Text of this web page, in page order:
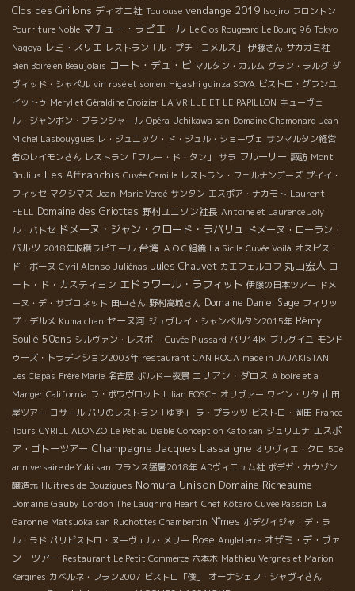
Clos des Grillons ディオニ社 Toulouse vendange 2019 Isojiro フロントン
Pourriture Noble マチュー・ラピエール Le Clos Rougeard Le Bourg 96 Tokyo
Nagoya レミ・スリエ レストラン「ル・プチ・コメルス」 伊藤さん サカガミ社
Bien Boire en Beaujolais コート・デュ・ピ マルタン・カルム グラン・ラルグ ダ
ヴィッド・シャペル vin rosé et somen Higashi guinza SOYA ビストロ・グランユ
イットゥ Meryl et Géraldine Croizier LA VRILLE ET LE PAPILLON キューヴェ
ル・ジャンボン・ブランシャール Opéra Uchikawa san Domaine Chamonard Jean-
Michel Lasbouygues レ・ジュニック・ド・ジュル・ショーヴェ サンマルタン経営
者のレイモンさん レストラン「フルー・ド・タン」 サラ フルーリー 諏訪 Mont
Brulius Les Affranchis Cuvée Camille レストラン・フェルナンデーズ プイイ・
フィッセ マクシマス Jean-Marie Vergé サンタン エスポア・ナカモト Laurent
FELL Domaine des Griottes 野村ユニソン社長 Antoine et Laurence Joly
ル・バトセ ドメーヌ・ジャン・クロード・ラパリュ ドメーヌ・ローラン・
バルツ 2018年収穫ラピエール 台湾 ＡＯＣ組織 La Sicile Cuvée Voilà オスピス・
ド・ボーヌ Cyril Alonso Juliénas Jules Chauvet カエフェルコフ 丸山宏人 コ
ート・ド・カスティヨン エドゥワール・ラフィット 伊藤の日本ツアー ドメ
ーヌ・デ・サブロネット 田中さん 野村高城さん Domaine Daniel Sage フィリッ
プ・デルメ Kuma chan セーヌ河 ジュヴレイ・シャンベルタン2015年 Rémy
Soulié 50ans シルヴァン・レスポー Cuvée Plussard パリ14区 ブルグイユ モンド
ゥーズ・トラディション2003年 restaurant CAN ROCA made in JAJAKISTAN
Les Clapas Frère Marie 名古屋 ボルドー夜景 エリアン・ダロス A boire et a
Manger California ラ・ポワヴロット Lilian BOSCH オリヴァー ワイン・リタ 山田
屋ツアー コサール パリのレストラン「ゆず」 ラ・プラッツ ビストロ・岡田 France
Tours CYRILL ALONZO Le Pet au Diable Conception Kato san ジュリエナ エスポ
ア・ゴトーツアー Champagne Jacques Lassaigne オリヴィエ・クロ 50e
anniversaire de Yuki san フランス猛暑2018年 ADヴィニュム社 ボデガ・カウゾン
醸造元 Huitres de Bouzigues Nomura Unison Domaine Richeaume
Domaine Gauby London The Laughing Heart Chef Kôtaro Cuvée Passion La
Garonne Matsuoka san Ruchottes Chambertin Nîmes ボデグイジャ・デ・ラ
ル・ラド パリビストロ・ヌーヴェル・メリー Rose Angleterre オザミ・デ・ヴァ
ン ツアー Restaurant Le Petit Commerce 六本木 Mathieu Vergnes et Marion
Kergines カベルネ・フラン2007 ビストロ「俊」
オーナシェフ・シャヴィさん